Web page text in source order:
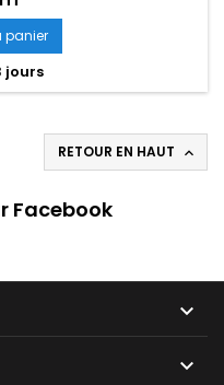
panier
jours
RETOUR EN HAUT 
Facebook

